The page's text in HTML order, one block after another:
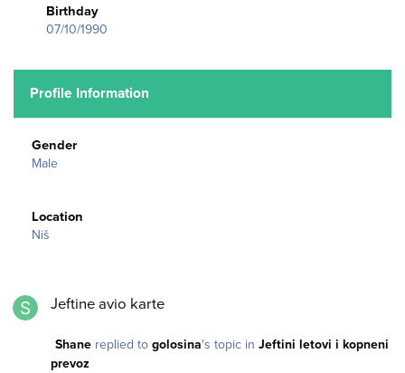
Birthday
07/10/1990
Profile Information
Gender
Male
Location
Niš
Jeftine avio karte
Shanereplied to golosina's topic in Jeftini letovi i kopneni
prevoz